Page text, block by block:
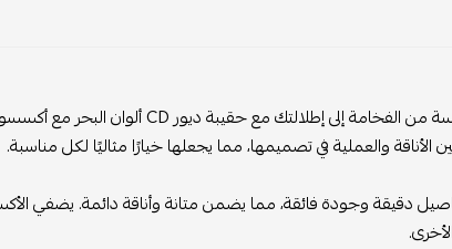
الأناقة والعملية في تصميمها، مما يجعلها خيارًا مثاليًا لكل مناسبة.
دقيقة وجودة فائقة، مما يضمن متانة وأناقة دائمة. يضفي